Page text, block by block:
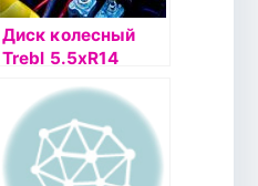
Диск колесный
Trebl 5.5хR14
DIA60.1
серебристый